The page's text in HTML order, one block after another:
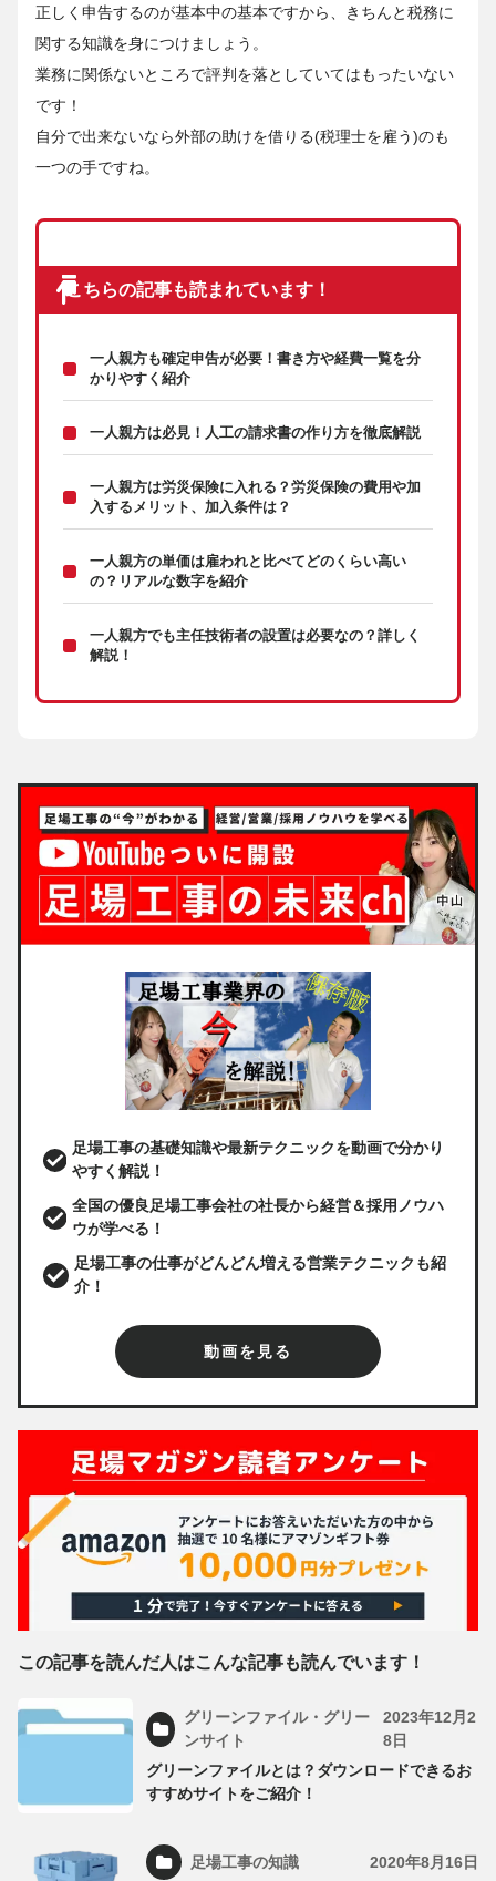
正しく申告するのが基本中の基本ですから、きちんと税務に
関する知識を身につけましょう。
業務に関係ないところで評判を落としていてはもったいない
です！
自分で出来ないなら外部の助けを借りる(税理士を雇う)のも
一つの手ですね。
こちらの記事も読まれています！
一人親方も確定申告が必要！書き方や経費一覧を分
かりやすく紹介
一人親方は必見！人工の請求書の作り方を徹底解説
一人親方は労災保険に入れる？労災保険の費用や加
入するメリット、加入条件は？
一人親方の単価は雇われと比べてどのくらい高い
の？リアルな数字を紹介
一人親方でも主任技術者の設置は必要なの？詳しく
解説！
足場工事の基礎知識や最新テクニックを動画で分かり
やすく解説！
全国の優良足場工事会社の社長から経営＆採用ノウハ
ウが学べる！
足場工事の仕事がどんどん増える営業テクニックも紹
介！
動画を見る
この記事を読んだ人はこんな記事も読んでいます！
グリーンファイル・グリー
ンサイト
2023年12月2
8日
グリーンファイルとは？ダウンロードできるお
すすめサイトをご紹介！
足場工事の知識 2020年8月16日